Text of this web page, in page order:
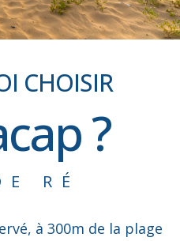
CHOISIR
?
RÉ
à 300m de la plage